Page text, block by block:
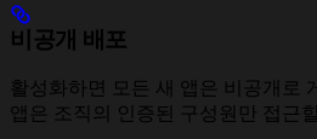
비공개 배포
활성화하면 모든 새 앱은 비공개로
앱은 조직의 인증된 구성원만 접근